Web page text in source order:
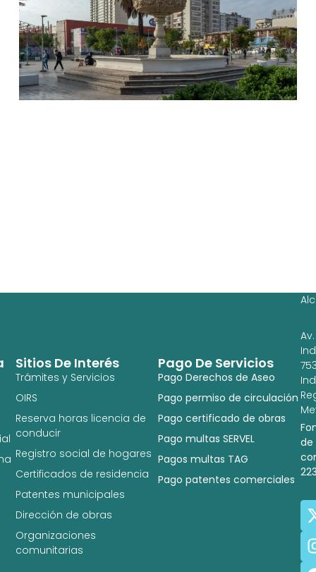
Pago De Servicios
Pago Derechos de Aseo
Pago permiso de circulación
Pago certificado de obras
Pago multas SERVEL
Pagos multas TAG
Pago patentes comerciales
Sitios De Interés
Trámites y Servicios
OIRS
Reserva horas licencia de
conducir
Registro social de hogares
Certificados de residencia
Patentes municipales
Dirección de obras
Organizaciones
comunitarias
Av.
de